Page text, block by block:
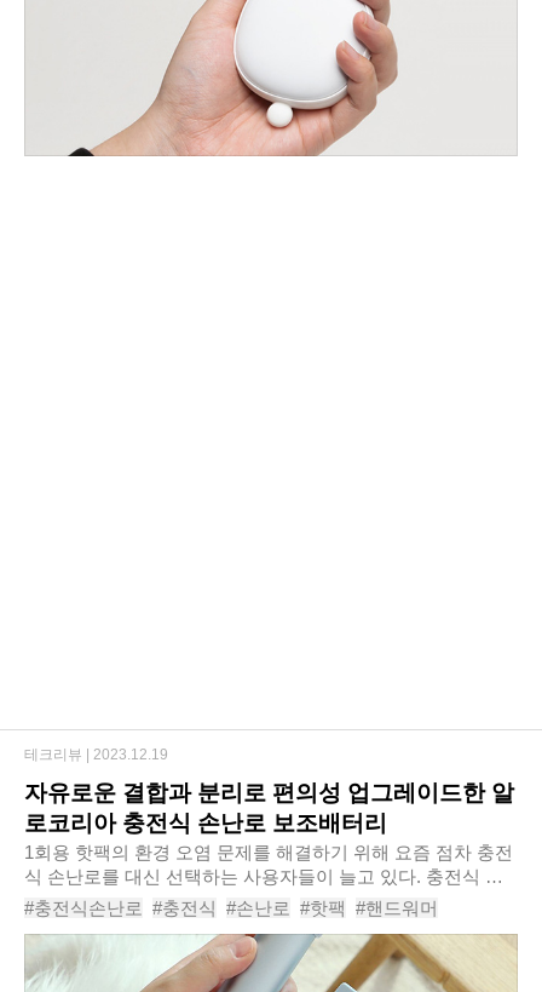
자유로운 결합과 분리로 편의성 업그레이드한 알
로코리아 충전식 손난로 보조배터리
1회용 핫팩의 환경 오염 문제를 해결하기 위해 요즘 점차 충전
식 손난로를 대신 선택하는 사용자들이 늘고 있다. 충전식 손
난로는 충전을 통해 반복 사용이 가능하고, 손난로가 필요 없
을 때는 보조배터리로도 쓸 수 있기 ..
#충전식손난로 #충전식 #손난로 #핫팩 #핸드워머
#전기핫팩 #전기손난로 #전자핫팩 #손난로보조배터리
#알로코리아WM500T손난로보조배터리
테크리뷰 | 2023.12.19